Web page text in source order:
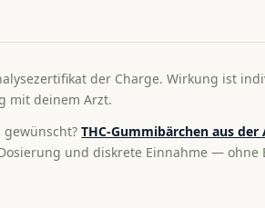
der Charge. Wirkung ist
mit deinem Arzt.
gewünscht?THC-Gummibärchen aus
und diskrete Einnahme — ohne